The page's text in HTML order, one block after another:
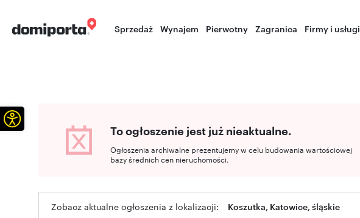
Sprzedaż Wynajem Pierwotny Zagranica Firmy i usługi
To ogłoszenie jest już nieaktualne.
Ogłoszenia archiwalne prezentujemy w celu budowania wartościowej
bazy średnich cen nieruchomości.
Zobacz aktualne ogłoszenia z lokalizacji: Koszutka, Katowice, śląskie
Otwórz pasek narzędzi